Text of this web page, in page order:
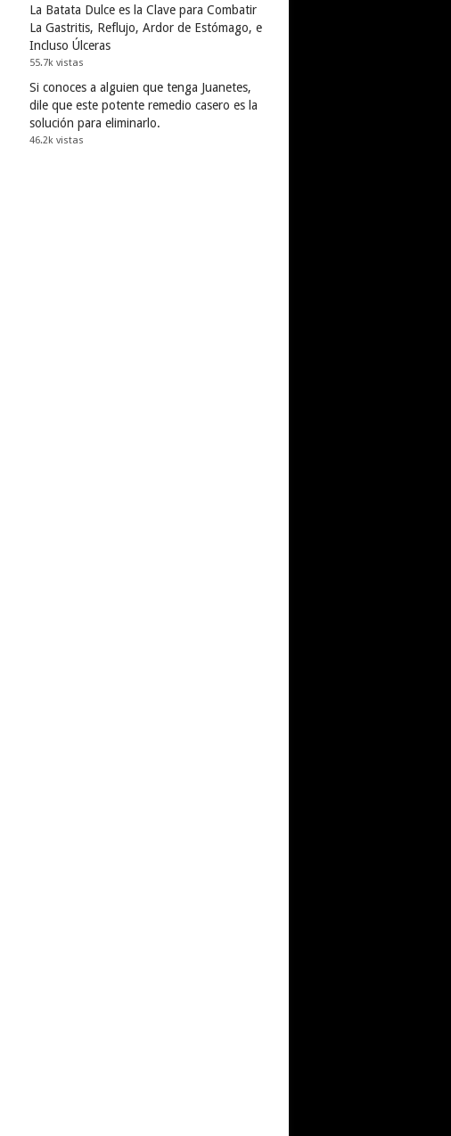
La Batata Dulce es la Clave para Combatir
La Gastritis, Reflujo, Ardor de Estómago, e
Incluso Úlceras
55.7k vistas
Si conoces a alguien que tenga Juanetes,
dile que este potente remedio casero es la
solución para eliminarlo.
46.2k vistas